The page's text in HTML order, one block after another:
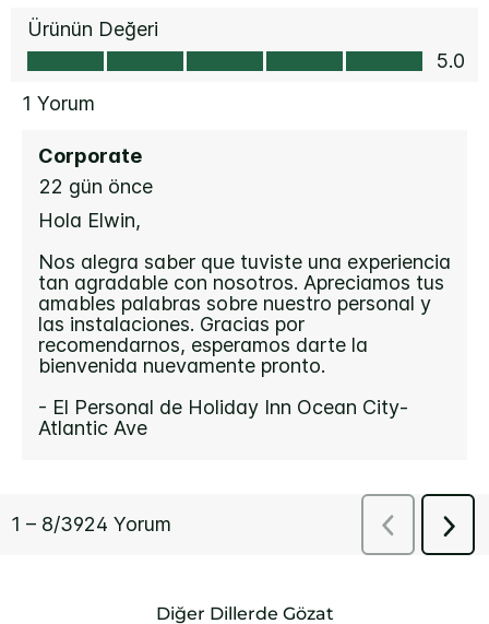
Diğer Dillerde Gözat